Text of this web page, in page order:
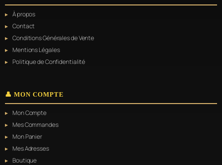
À propos
Contact
Conditions Générales de Vente
Mentions Légales
Politique de Confidentialité
👤 MON COMPTE
Mon Compte
Mes Commandes
Mon Panier
Mes Adresses
Boutique